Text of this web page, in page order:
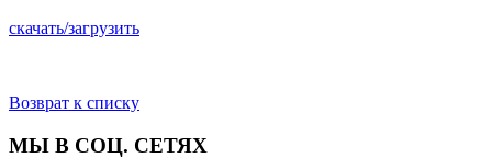
скачать/загрузить
Возврат к списку
МЫ В СОЦ. СЕТЯХ